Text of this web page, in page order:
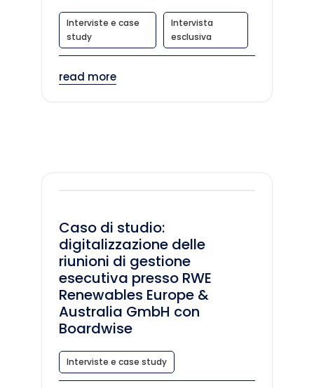
Interviste e case
study
Intervista
esclusiva
read more
Caso di studio:
digitalizzazione delle
riunioni di gestione
esecutiva presso RWE
Renewables Europe &
Australia GmbH con
Boardwise
Interviste e case study